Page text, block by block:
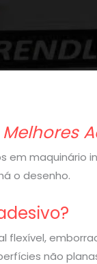
Melhores
em maquinário
o desenho.
flexível,
não